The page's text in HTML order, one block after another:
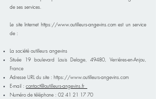
de ses services.
Le site Internet https://www.outilleurs-angevins.comest un service
de :
La société outilleurs angevins
Située 19 boulevard Louis Delage, 49480, Verrières-en-Anjou,
France
Adresse URL du site : https://www.outilleurs-angevins.com
E-mail : contact@outilleurs-angevins.fr
Numéro de téléphone : 02 41 21 17 70